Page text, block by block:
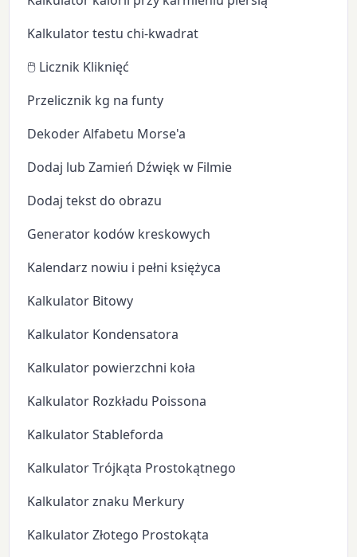
Kalkulator testu chi-kwadrat
🖱️ Licznik Kliknięć
Przelicznik kg na funty
Dekoder Alfabetu Morse'a
Dodaj lub Zamień Dźwięk w Filmie
Dodaj tekst do obrazu
Generator kodów kreskowych
Kalendarz nowiu i pełni księżyca
Kalkulator Bitowy
Kalkulator Kondensatora
Kalkulator powierzchni koła
Kalkulator Rozkładu Poissona
Kalkulator Stableforda
Kalkulator Trójkąta Prostokątnego
Kalkulator znaku Merkury
Kalkulator Złotego Prostokąta